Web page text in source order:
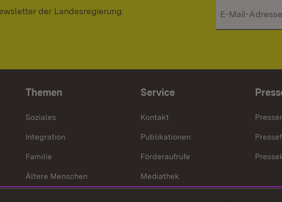
der Landesregierung.
Themen
Soziales
Integration
Familie
Ältere Menschen
Service
Kontakt
Publikationen
Förderaufrufe
Mediathek